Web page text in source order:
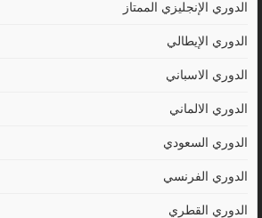
الدوري الإنجليزي الممتاز
الدوري الإيطالي
الدوري الاسباني
الدوري الالماني
الدوري السعودي
الدوري الفرنسي
الدوري القطري